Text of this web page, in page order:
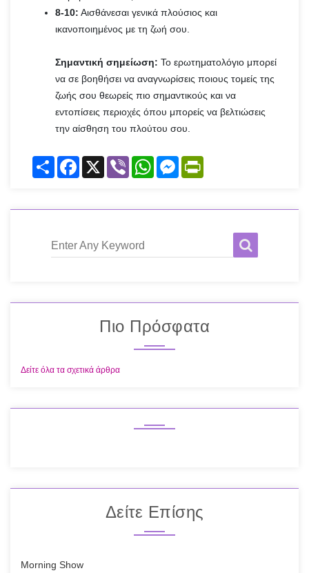
8-10: Αισθάνεσαι γενικά πλούσιος και
ικανοποιημένος με τη ζωή σου.
Σημαντική σημείωση: Το ερωτηματολόγιο μπορεί
να σε βοηθήσει να αναγνωρίσεις ποιους τομείς της
ζωής σου θεωρείς πιο σημαντικούς και να
εντοπίσεις περιοχές όπου μπορείς να βελτιώσεις
την αίσθηση του πλούτου σου.
Share Facebook Viber WhatsAppMessenger
Enter Any Keyword
Πιο Πρόσφατα
Δείτε όλα τα σχετικά άρθρα
Δείτε Επίσης
Morning Show